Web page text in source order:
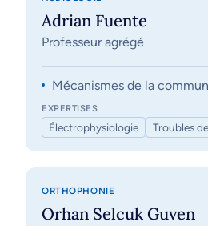
Adrian Fuente
Professeur agrégé
Mécanismes de la
EXPERTISES
Électrophysiologie Troubles
ORTHOPHONIE
Orhan Selcuk Guven